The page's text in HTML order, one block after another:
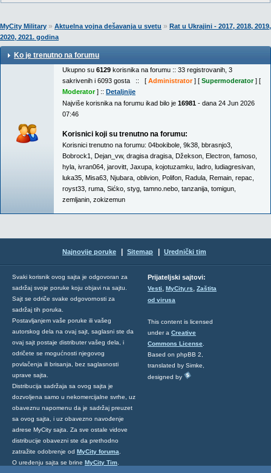
MyCity Military » Aktuelna vojna dešavanja u svetu » Rat u Ukrajini - 2017, 2018, 2019,
2020, 2021. godina
Ko je trenutno na forumu
Ukupno su 6129 korisnika na forumu :: 33 registrovanih, 3
sakrivenih i 6093 gosta :: [ Administrator] [ Supermoderator] [
Moderator] :: Detaljnije
Najviše korisnika na forumu ikad bilo je 16981 - dana 24 Jun 2026
07:46
Korisnici koji su trenutno na forumu:
Korisnici trenutno na forumu: 04bokibole 9k38 bbrasnjo3
Bobrock1
Dejan_vw, dragisa dragisa Džekson Electron famoso
hyla ivran064 jarovitt Jaxupa kojotuzamku ladro ludiagresivan
luka35 Misa63 Njubara oblivion Polifon Radula Remain repac
royst33 ruma Sićko styg tamno.nebo tanzanija tomigun
zemljanin zokizemun
Najnovije poruke Sitemap Urednički tim
Svaki korisnik ovog sajta je odgovoran za
sadržaj svoje poruke koju objavi na sajtu.
Sajt se odriče svake odgovornosti za
sadržaj tih poruka.
Postavljanjem vaše poruke ili vašeg
autorskog dela na ovaj sajt, saglasni ste da
ovaj sajt postaje distributer vašeg dela, i
odričete se mogućnosti njegovog
povlačenja ili brisanja, bez saglasnosti
uprave sajta.
Distribucija sadržaja sa ovog sajta je
dozvoljena samo u nekomercijalne svrhe, uz
obaveznu napomenu da je sadržaj preuzet
sa ovog sajta, i uz obavezno navođenje
adrese MyCity sajta. Za sve ostale vidove
distribucije obavezni ste da prethodno
zatražite odobrenje od MyCity foruma
O uređenju sajta se brine MyCity Tim
Prijateljski sajtovi:
Vesti, MyCity.rs, Zaštita
od virusa
This content is licensed
under a Creative
Commons License
Based on phpBB 2,
translated by Simke,
designed by